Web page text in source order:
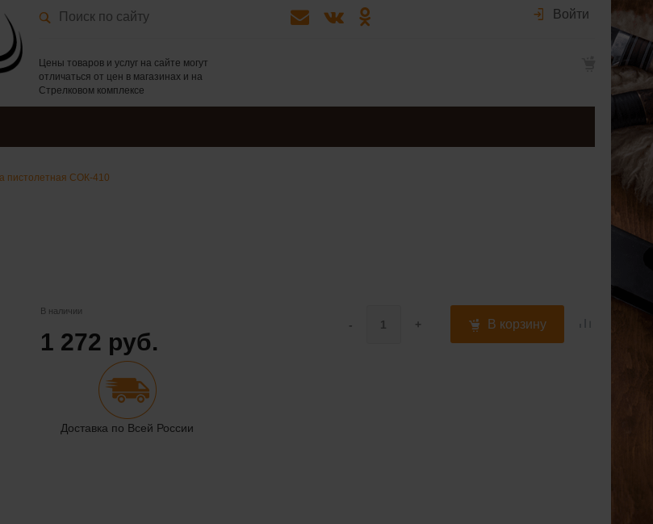
Войти
Цены товаров и услуг на сайте могут
отличаться от цен в магазинах и на
Стрелковом комплексе
пистолетная СОК-410
В наличии
1 272 руб.
- + В корзину
Доставка по Всей России